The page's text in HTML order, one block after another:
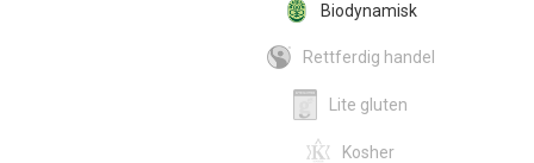
Biodynamisk
Rettferdig handel
Lite gluten
Kosher